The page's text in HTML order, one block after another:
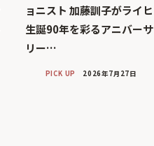
ョニスト 加藤訓子がライヒ
生誕90年を彩るアニバーサ
リー…
PICK UP 2026年7月27日